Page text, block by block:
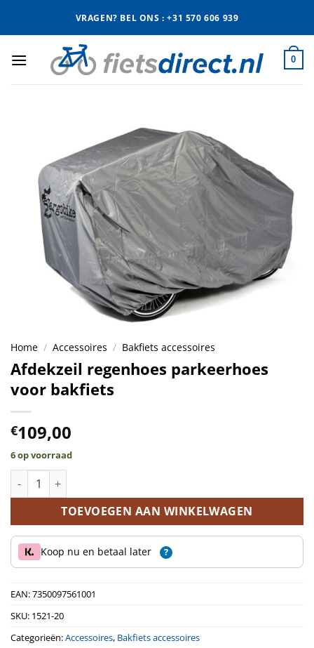
VRAGEN? BEL ONS : +31 570 606 939
0
Home / Accessoires / Bakfiets accessoires
Afdekzeil regenhoes parkeerhoes
voor bakfiets
€109,00
6 op voorraad
Afdekzeil regenhoes parkeerhoes voor bakfiets aantal
TOEVOEGEN AAN WINKELWAGEN
Koop nu en betaal later ?
EAN:7350097561001
SKU: 1521-20
Categorieën:Accessoires, Bakfiets accessoires